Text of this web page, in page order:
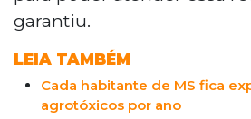
garantiu.
LEIA TAMBÉM
Cada habitante de MS fica
agrotóxicos por ano